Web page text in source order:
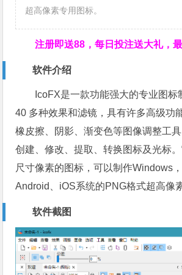
超高像素专用图标。
注册即送88，每日投注送大礼，
软件介绍
IcoFX是一款功能强大的专业图标
40 多种效果和滤镜，具有许多高级功
橡皮擦、阴影、渐变色等图像调整工
创建、修改、提取、转换图标及光标
尺寸像素的图标，可以制作Windows，
Android、iOS系统的PNG格式超高像
软件截图